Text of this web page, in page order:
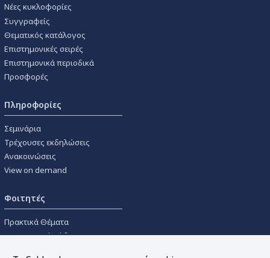
Νέες κυκλοφορίες
Συγγραφείς
Θεματικός κατάλογος
Επιστημονικές σειρές
Επιστημονικά περιοδικά
Προσφορές
Πληροφορίες
Σεμινάρια
Τρέχουσες εκδηλώσεις
Ανακοινώσεις
View on demand
Φοιτητές
Πρακτικά Θέματα
Οικονομικοί Κώδικες